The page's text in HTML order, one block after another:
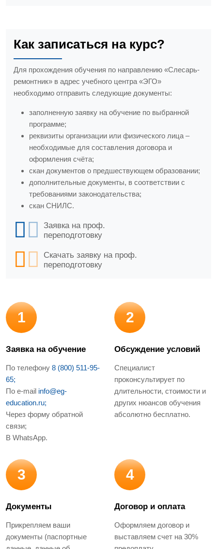
Как записаться на курс?
Для прохождения обучения по направлению «Слесарь-
ремонтник» в адрес учебного центра «ЭГО»
необходимо отправить следующие документы:
заполненную заявку на обучение по выбранной
программе;
реквизиты организации или физического лица –
необходимые для составления договора и
оформления счёта;
скан документов о предшествующем образовании;
дополнительные документы, в соответствии с
требованиями законодательства;
скан СНИЛС.
Заявка на проф.
переподготовку
Скачать заявку на проф.
переподготовку
1
Заявка на обучение
По телефону 8 (800) 511-95-
65;
По e-mail info@eg-
education.ru;
Через форму обратной
связи;
В WhatsApp.
2
Обсуждение условий
Специалист
проконсультирует по
длительности, стоимости и
других нюансов обучения
абсолютно бесплатно.
3
Документы
Прикрепляем ваши
документы (паспортные
4
Договор и оплата
Оформляем договор и
выставляем счет на 30%